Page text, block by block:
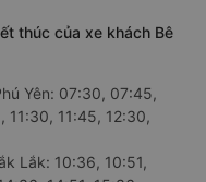
thúc của xe khách Bê
Yên: 07:30, 07:45,
11:45, 12:30,
Lắk: 10:36, 10:51,